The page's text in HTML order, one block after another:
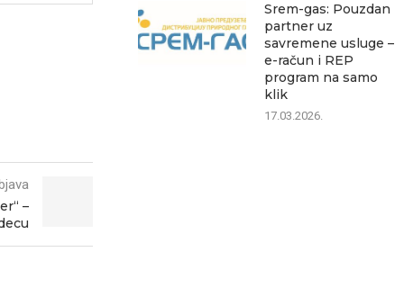
–
Srem-gas: Pouzdan
partner uz
savremene usluge –
e-račun i REP
program na samo
klik
17.03.2026.